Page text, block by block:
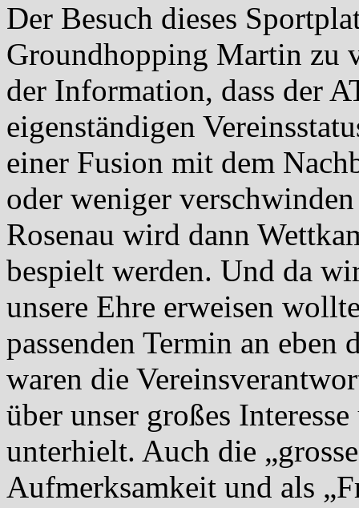
Der Besuch dieses
Groundhopping Martin zu
der Information, dass der
eigenständigen
einer Fusion mit dem
oder weniger
Rosenau wird dann
bespielt werden. Und da
unsere Ehre erweisen
passenden Termin an eben
waren die
über unser großes
unterhielt. Auch die
Aufmerksamkeit und als